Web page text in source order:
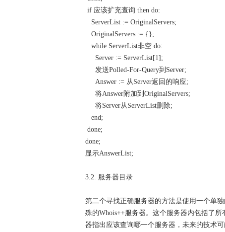
if 应该扩充查询 then do:
ServerList := OriginalServers;
OriginalServers := {};
while ServerList非空 do:
Server := ServerList[1];
发送Polled-For-Query到Server;
Answer := 从Server返回的响应;
将Answer附加到OriginalServers;
将Server从ServerList删除;
end;
done;
done;
显示AnswerList;
3.2. 服务器目录
第二个寻找正确服务器的方法是使用一个单
殊的Whois++服务器。这个服务器内包括了
器指出应该查询哪一个服务器，未来的技术